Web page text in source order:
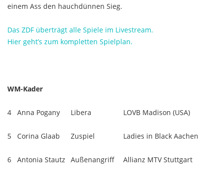
einem Ass den hauchdünnen Sieg.
Das ZDF überträgt alle Spiele im Livestream.
Hier geht’s zum kompletten Spielplan.
WM-Kader
4 Anna Pogany Libera LOVB Madison (USA)
5 Corina Glaab Zuspiel Ladies in Black Aachen
6 Antonia Stautz Außenangriff Allianz MTV Stuttgart